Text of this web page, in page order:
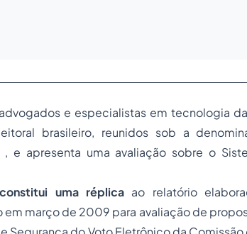
e especialistas em tecnologia
brasileiro, reunidos sob a
, e apresenta uma avaliação sobre o
uma réplica ao relatório
em março de 2009 para avaliação de